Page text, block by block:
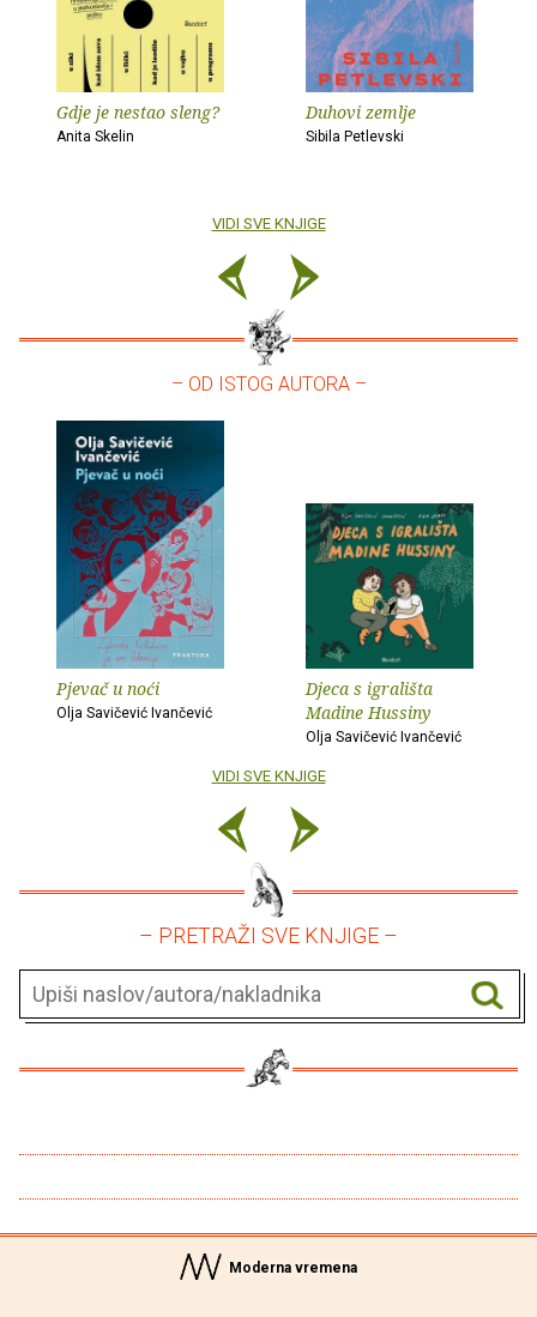
Gdje je nestao sleng?
Anita Skelin
Duhovi zemlje
Sibila Petlevski
VIDI SVE KNJIGE
– OD ISTOG AUTORA –
Pjevač u noći
Olja Savičević Ivančević
Djeca s igrališta
Madine Hussiny
Olja Savičević Ivančević
VIDI SVE KNJIGE
– PRETRAŽI SVE KNJIGE –
Moderna vremena